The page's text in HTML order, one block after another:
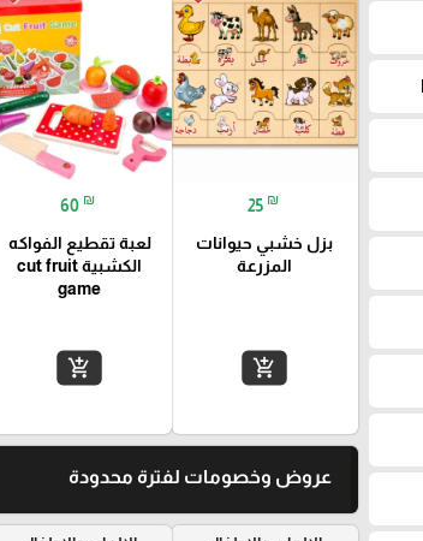
25 ₪
بزل خشبي حيوانات
المزرعة
add_shopping_cart
60 ₪
لعبة تقطيع الفواكه
الكشبية cut fruit
game
add_shopping_cart
عروض وخصومات لفترة محدودة